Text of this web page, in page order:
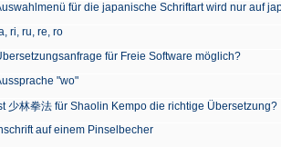
für die japanische Schriftart wird nur auf
ri, ru, re, ro
für Freie Software möglich?
"wo"
少林拳法 für Shaolin Kempo die richtige Übersetzung?
auf einem Pinselbecher